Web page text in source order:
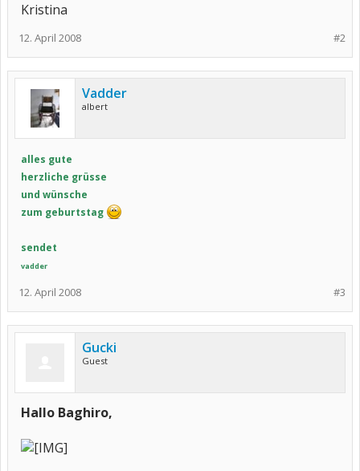
Kristina
#2
12. April 2008
Vadder
albert
alles gute
herzliche grüsse
und wünsche
zum geburtstag
sendet
vadder
#3
12. April 2008
Gucki
Guest
Hallo Baghiro,